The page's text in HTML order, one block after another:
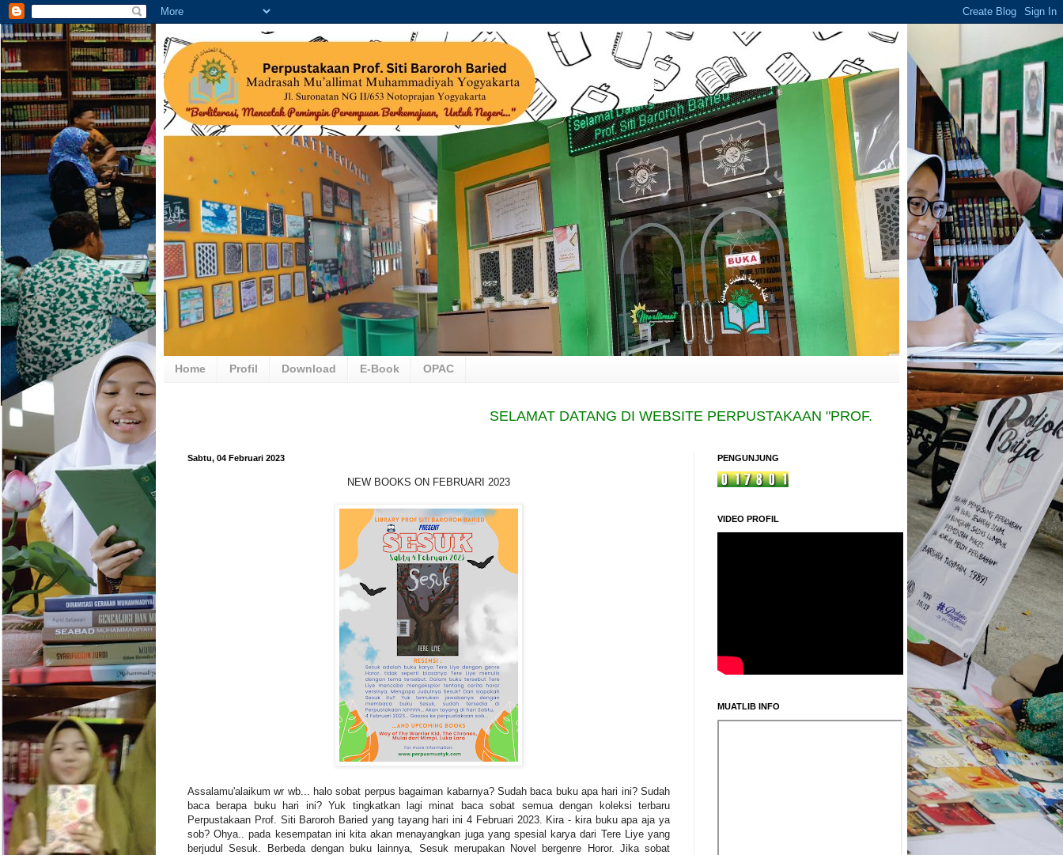
Home Profil Download E-Book OPAC
SELAMAT DATANG DI WEBSITE PERPUSTAKAAN "PROF. SITI BAROROH BARIED"
Sabtu, 04 Februari 2023
NEW BOOKS ON FEBRUARI 2023
Assalamu'alaikum wr wb... halo sobat perpus bagaiman kabarnya? Sudah baca buku apa hari ini? Sudah
baca berapa buku hari ini? Yuk tingkatkan lagi minat baca sobat semua dengan koleksi terbaru
Perpustakaan Prof. Siti Baroroh Baried yang tayang hari ini 4 Februari 2023. Kira - kira buku apa aja ya
sob? Ohya.. pada kesempatan ini kita akan menayangkan juga yang spesial karya dari Tere Liye yang
berjudul Sesuk. Berbeda dengan buku lainnya, Sesuk merupakan Novel bergenre Horor. Jika sobat
PENGUNJUNG
VIDEO PROFIL
MUATLIB INFO